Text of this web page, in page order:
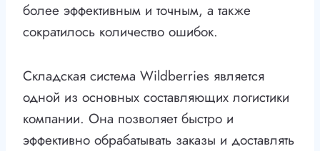
более эффективным и точным, а также
сократилось количество ошибок.
Складская система Wildberries является
одной из основных составляющих логистики
компании. Она позволяет быстро и
эффективно обрабатывать заказы и доставлять